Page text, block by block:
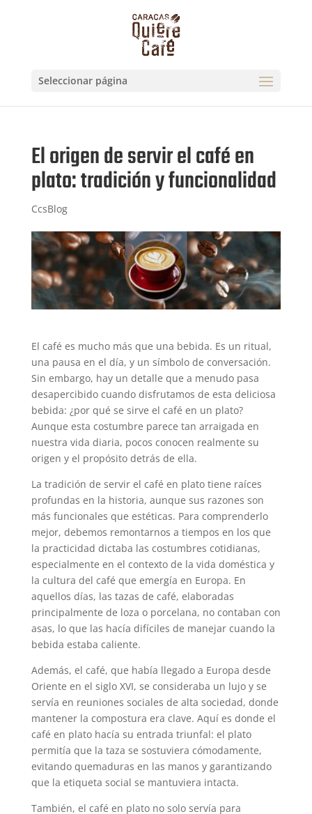
Seleccionar página
El origen de servir el café en
plato: tradición y funcionalidad
CcsBlog
El café es mucho más que una bebida. Es un ritual,
una pausa en el día, y un símbolo de conversación.
Sin embargo, hay un detalle que a menudo pasa
desapercibido cuando disfrutamos de esta deliciosa
bebida: ¿por qué se sirve el café en un plato?
Aunque esta costumbre parece tan arraigada en
nuestra vida diaria, pocos conocen realmente su
origen y el propósito detrás de ella.
La tradición de servir el café en plato tiene raíces
profundas en la historia, aunque sus razones son
más funcionales que estéticas. Para comprenderlo
mejor, debemos remontarnos a tiempos en los que
la practicidad dictaba las costumbres cotidianas,
especialmente en el contexto de la vida doméstica y
la cultura del café que emergía en Europa. En
aquellos días, las tazas de café, elaboradas
principalmente de loza o porcelana, no contaban con
asas, lo que las hacía difíciles de manejar cuando la
bebida estaba caliente.
Además, el café, que había llegado a Europa desde
Oriente en el siglo XVI, se consideraba un lujo y se
servía en reuniones sociales de alta sociedad, donde
mantener la compostura era clave. Aquí es donde el
café en plato hacía su entrada triunfal: el plato
permitía que la taza se sostuviera cómodamente,
evitando quemaduras en las manos y garantizando
que la etiqueta social se mantuviera intacta.
También, el café en plato no solo servía para